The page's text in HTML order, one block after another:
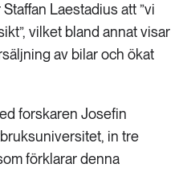
Laestadius att ”vi
vilket bland annat visar
av bilar och ökat
forskaren Josefin
in tre
förklarar denna